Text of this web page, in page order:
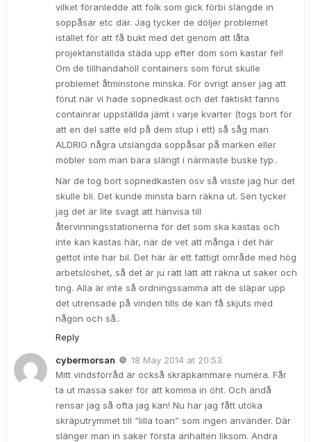
vilket föranledde att folk som gick förbi slängde in
soppåsar etc där. Jag tycker de döljer problemet
istället för att få bukt med det genom att låta
projektanställda städa upp efter dom som kastar fel!
Om de tillhandahöll containers som förut skulle
problemet åtminstone minska. För övrigt anser jag att
förut när vi hade sopnedkast och det faktiskt fanns
containrar uppställda jämt i varje kvarter (togs bort för
att en del satte eld på dem stup i ett) så såg man
ALDRIG några utslängda soppåsar på marken eller
möbler som man bara slängt i närmaste buske typ..
När de tog bort sopnedkasten osv så visste jag hur det
skulle bli. Det kunde minsta barn räkna ut. Sen tycker
jag det är lite svagt att hänvisa till
återvinningsstationerna för det som ska kastas och
inte kan kastas här, när de vet att många i det här
gettot inte har bil. Det här är ett fattigt område med hög
arbetslöshet, så det är ju rätt lätt att räkna ut saker och
ting. Alla är inte så ordningssamma att de släpar upp
det utrensade på vinden tills de kan få skjuts med
någon och så..
Reply
cybermorsan
18 May 2014 at 20:53
Mitt vindsförråd är också skräpkammare numera. Får
ta ut massa saker för att komma in öht. Och ändå
rensar jag så ofta jag kan! Nu har jag fått utöka
skräputrymmet till “lilla toan” som ingen använder. Där
slänger man in saker första anhalten liksom. Andra